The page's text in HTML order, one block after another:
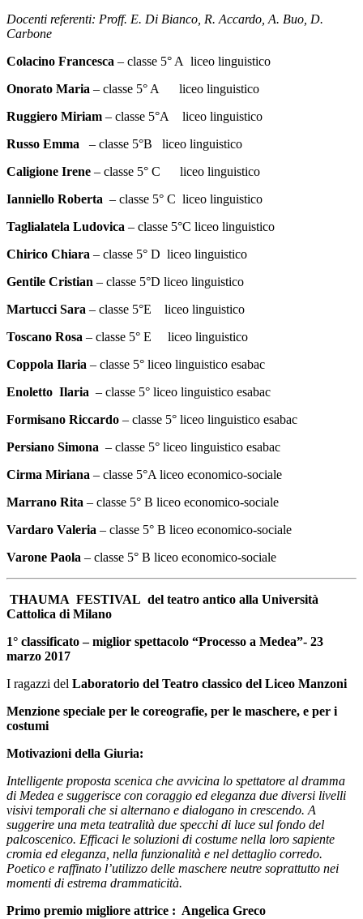
Docenti referenti: Proff. E. Di Bianco, R. Accardo, A. Buo, D.
Carbone
Colacino Francesca – classe 5° A liceo linguistico
Onorato Maria – classe 5° A liceo linguistico
Ruggiero Miriam – classe 5°A liceo linguistico
Russo Emma – classe 5°B liceo linguistico
Caligione Irene – classe 5° C liceo linguistico
Ianniello Roberta – classe 5° C liceo linguistico
Taglialatela Ludovica – classe 5°C liceo linguistico
Chirico Chiara – classe 5° D liceo linguistico
Gentile Cristian – classe 5°D liceo linguistico
Martucci Sara – classe 5°E liceo linguistico
Toscano Rosa – classe 5° E liceo linguistico
Coppola Ilaria – classe 5° liceo linguistico esabac
Enoletto Ilaria – classe 5° liceo linguistico esabac
Formisano Riccardo – classe 5° liceo linguistico esabac
Persiano Simona – classe 5° liceo linguistico esabac
Cirma Miriana – classe 5°A liceo economico-sociale
Marrano Rita – classe 5° B liceo economico-sociale
Vardaro Valeria – classe 5° B liceo economico-sociale
Varone Paola – classe 5° B liceo economico-sociale
THAUMA FESTIVAL del teatro antico alla Università
Cattolica di Milano
1° classificato – miglior spettacolo “Processo a Medea”- 23
marzo 2017
I ragazzi del Laboratorio del Teatro classico del Liceo Manzoni
Menzione speciale per le coreografie, per le maschere, e per i
costumi
Motivazioni della Giuria:
Intelligente proposta scenica che avvicina lo spettatore al dramma
di Medea e suggerisce con coraggio ed eleganza due diversi livelli
visivi temporali che si alternano e dialogano in crescendo. A
suggerire una meta teatralità due specchi di luce sul fondo del
palcoscenico. Efficaci le soluzioni di costume nella loro sapiente
cromia ed eleganza, nella funzionalità e nel dettaglio corredo.
Poetico e raffinato l’utilizzo delle maschere neutre soprattutto nei
momenti di estrema drammaticità.
Primo premio migliore attrice : Angelica Greco